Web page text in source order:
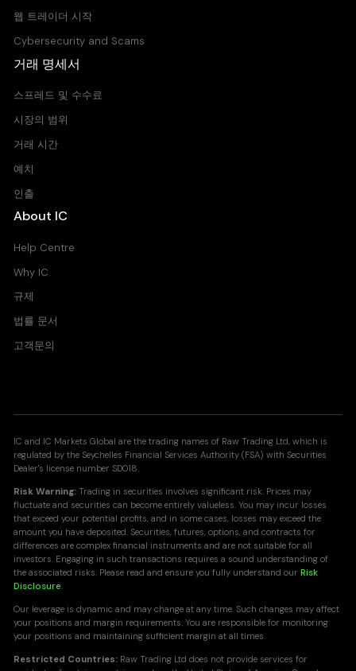
웹 트레이더 시작
Cybersecurity and Scams
거래 명세서
스프레드 및 수수료
시장의 범위
거래 시간
예치
인출
About IC
Help Centre
Why IC
규제
법률 문서
고객문의
IC and IC Markets Global are the trading names of Raw Trading Ltd, which is
regulated by the Seychelles Financial Services Authority (FSA) with Securities
Dealer's license number SD018.
Risk Warning: Trading in securities involves significant risk. Prices may
fluctuate and securities can become entirely valueless. You may incur losses
that exceed your potential profits, and in some cases, losses may exceed the
amount you have deposited. Securities, futures, options, and contracts for
differences are complex financial instruments and are not suitable for all
investors. Engaging in such transactions requires a sound understanding of
the associated risks. Please read and ensure you fully understand ourRisk
Disclosure.
Our leverage is dynamic and may change at any time. Such changes may affect
your positions and margin requirements. You are responsible for monitoring
your positions and maintaining sufficient margin at all times.
Restricted Countries: Raw Trading Ltd does not provide services for